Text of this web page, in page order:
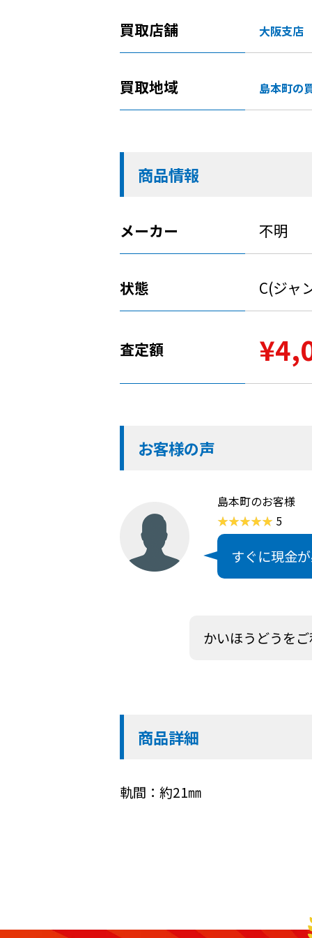
買取店舗 大阪支店
買取地域 島本町の
商品情報
メーカー 不明
状態 C(ジャ
査定額
お客様の声
島本町のお客様
5
すぐに現金
かいほうどうを
商品詳細
軌間：約21㎜